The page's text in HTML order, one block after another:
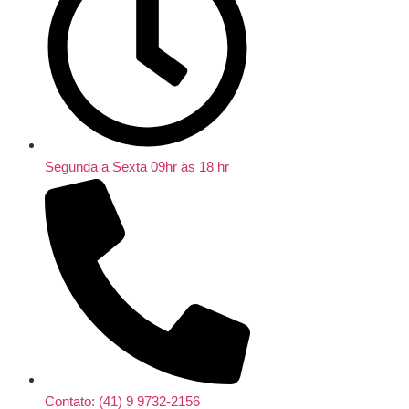
Segunda a Sexta 09hr às 18 hr
Contato: (41) 9 9732-2156